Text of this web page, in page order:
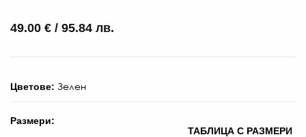
49.00 € / 95.84 лв.
Цветове: Зелен
Размери:
ТАБЛИЦА С РАЗМЕРИ